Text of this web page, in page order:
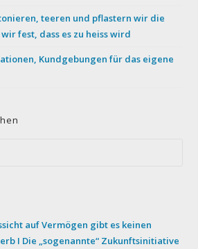
teeren und pflastern wir die
fest, dass es zu heiss wird
Kundgebungen für das eigene
auf Vermögen gibt es keinen
I Die „sogenannte“ Zukunftsinitiative